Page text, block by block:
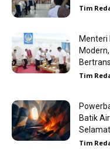
Tim
Menteri
Tim
Batik
Tim